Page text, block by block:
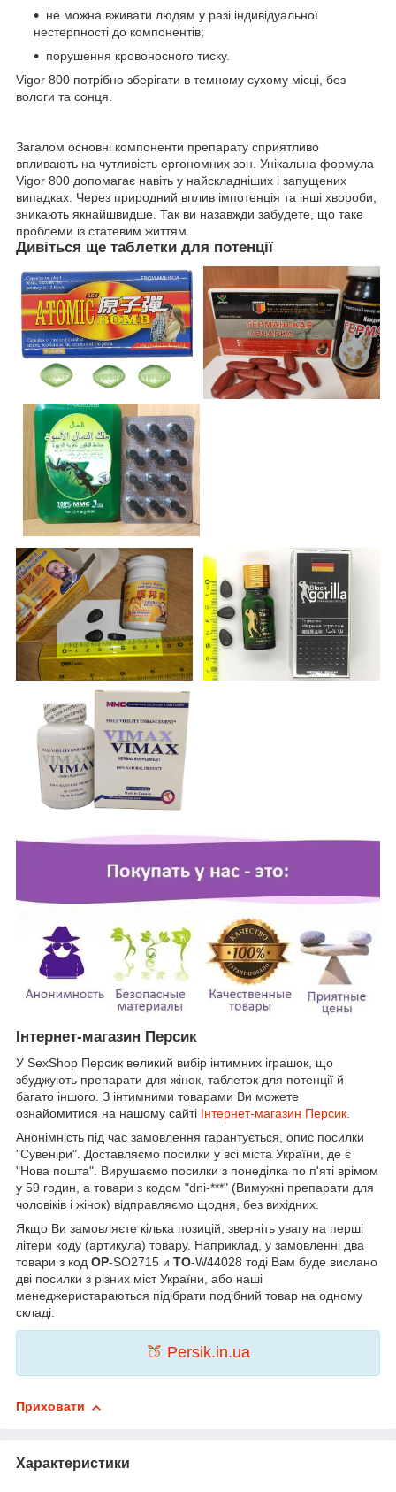
не можна вживати людям у разі індивідуальної
нестерпності до компонентів;
порушення кровоносного тиску.
Vigor 800 потрібно зберігати в темному сухому місці, без
вологи та сонця.
Загалом основні компоненти препарату сприятливо
впливають на чутливість ергономних зон. Унікальна формула
Vigor 800 допомагає навіть у найскладніших і запущених
випадках. Через природний вплив імпотенція та інші хвороби,
зникають якнайшвидше. Так ви назавжди забудете, що таке
проблеми із статевим життям.
Дивіться ще таблетки для потенції
Інтернет-магазин Персик
У SexShop Персик великий вибір інтимних іграшок, що
збуджують препарати для жінок, таблеток для потенції й
багато іншого. З інтимними товарами Ви можете
ознайомитися на нашому сайті Інтернет-магазин Персик.
Анонімність під час замовлення гарантується, опис посилки
"Сувеніри". Доставляємо посилки у всі міста України, де є
"Нова пошта". Вирушаємо посилки з понеділка по п'яті врімом
у 59 годин, а товари з кодом "dni-***" (Вимужні препарати для
чоловіків і жінок) відправляємо щодня, без вихідних.
Якщо Ви замовляєте кілька позицій, зверніть увагу на перші
літери коду (артикула) товару. Наприклад, у замовленні два
товари з код OP-SO2715 и TO-W44028 тоді Вам буде вислано
дві посилки з різних міст України, або наші
менеджеристараються підібрати подібний товар на одному
складі.
🍑 Persik.in.ua
Приховати
Характеристики